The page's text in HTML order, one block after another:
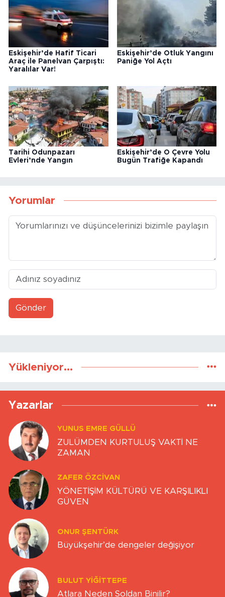
Eskişehir’de Hafif Ticari
Araç ile Panelvan Çarpıştı:
Yaralılar Var!
Eskişehir’de Otluk Yangını
Paniğe Yol Açtı
Tarihi Odunpazarı
Evleri’nde Yangın
Eskişehir’de O Çevre Yolu
Bugün Trafiğe Kapandı
Yorumlar
Gönder
Yükleniyor...
Yazarlar
YUNUS EMRE GÜLLÜ
ZULÜMDEN KURTULUŞ VAKTİ NE
ZAMAN
ZAFER ÖZCIVAN
YÖNETİŞİM KÜLTÜRÜ VE KARŞILIKLI
GÜVEN
ONUR ŞENTÜRK
Büyükşehir’de dengeler değişiyor
BULUT YİĞİTTEPE
Atlara Neden Soldan Binilir?